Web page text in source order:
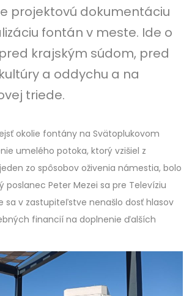
projektovú dokumentáciu
fontán v meste. Ide o
krajským súdom, pred
a oddychu a na
triede.
okolie fontány na Svätoplukovom
umelého potoka, ktorý vzišiel z
zo spôsobov oživenia námestia, bolo
poslanec Peter Mezei sa pre Televíziu
sa v zastupiteľstve nenašlo dosť hlasov
financií na doplnenie ďalších